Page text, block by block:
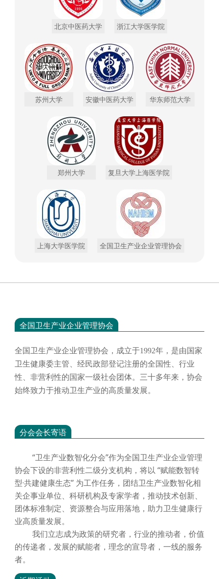
北京中医药大学 浙江大学医学院
苏州大学 安徽中医药大学 华东师范大学
郑州大学 复旦大学上海医学院
上海大学医学院 全国卫生产业企业管理协会
全国卫生产业企业管理协会
全国卫生产业企业管理协会，成立于1992年，是由国家
卫生健康委主管、经民政部登记注册的全国性、行业
性、非营利性的国家一级社会团体。三十多年来，协会
始终致力于推动卫生产业的高质量发展。
分会会长寄语
“卫生产业数智化分会”作为全国卫生产业企业管理
协会下设的非营利性二级分支机构，将以 “赋能数智转
型·共建健康生态” 为工作任务，团结卫生产业数智化相
关企事业单位、科研机构及专家学者，推动技术创新、
团体标准制定、资源整合与应用落地，助力卫生健康行
业高质量发展。
我们立志成为政策的研究者，行业的推动者，价值
的传递者，发展的赋能者，理念的宣导者，一线的服务
者。